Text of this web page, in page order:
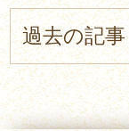
過去の記事